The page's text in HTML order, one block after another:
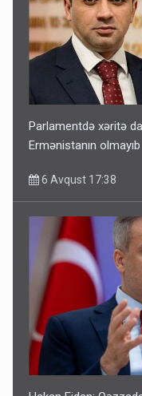
Parlamentdə xəritə
Ermənistanın olmayıb
6 Avqust 17:38